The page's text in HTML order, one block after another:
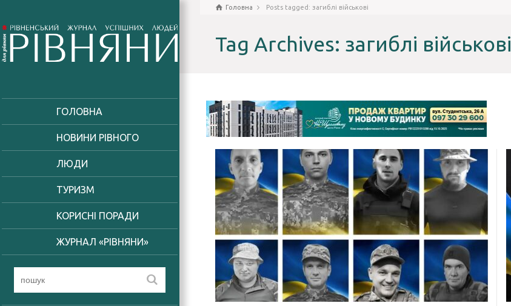
ГОЛОВНА
НОВИНИ РІВНОГО
ЛЮДИ
ТУРИЗМ
КОРИСНІ ПОРАДИ
ЖУРНАЛ «РІВНЯНИ»
Головна Posts tagged: загиблі військові
Tag Archives: загиблі військові